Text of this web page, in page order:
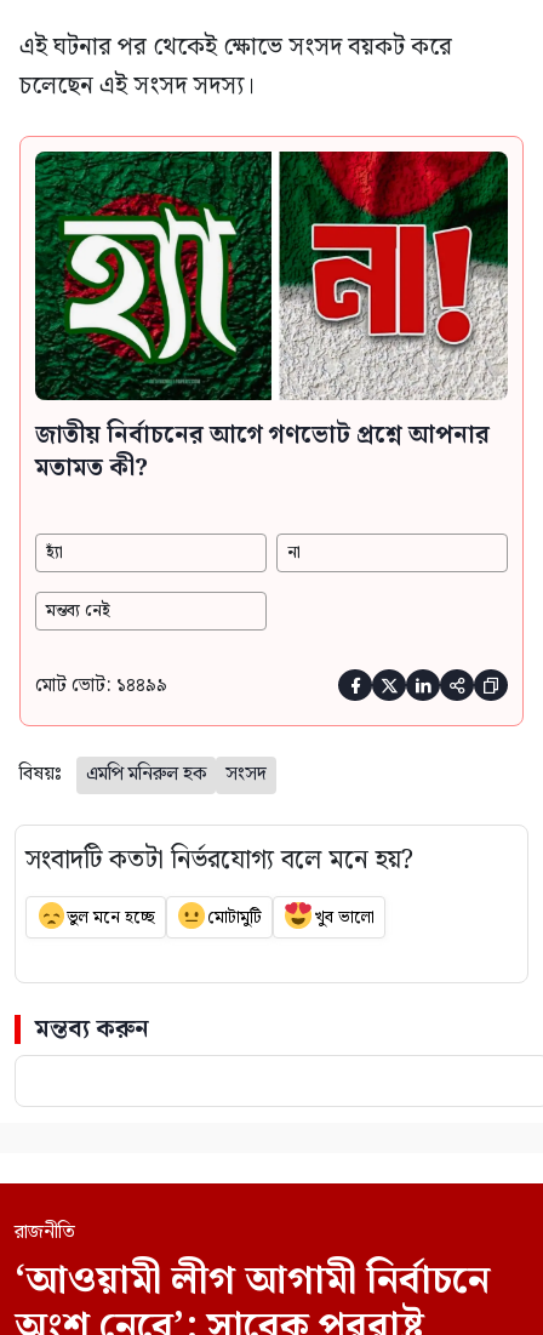
এই ঘটনার পর থেকেই ক্ষোভে সংসদ বয়কট করে
চলেছেন এই সংসদ সদস্য।
জাতীয় নির্বাচনের আগে গণভোট প্রশ্নে আপনার
মতামত কী?
হ্যাঁ না
মন্তব্য নেই
মোট ভোট: ১৪৪৯৯     
বিষয়ঃ এমপি মনিরুল হক সংসদ
সংবাদটি কতটা নির্ভরযোগ্য বলে মনে হয়?
ভুল মনে হচ্ছে মোটামুটি খুব ভালো
মন্তব্য করুন
রাজনীতি
‘আওয়ামী লীগ আগামী নির্বাচনে